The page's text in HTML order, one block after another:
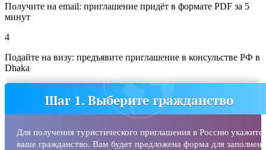
Получите на email: приглашение придёт в формате PDF за 5
минут
4
Подайте на визу: предъявите приглашение в консульстве РФ в
Dhaka
Шаг 1. Выберите гражданство
Для получения туристического приглашения в Россию укажите
ваше гражданство. Вам будет предложена форма для